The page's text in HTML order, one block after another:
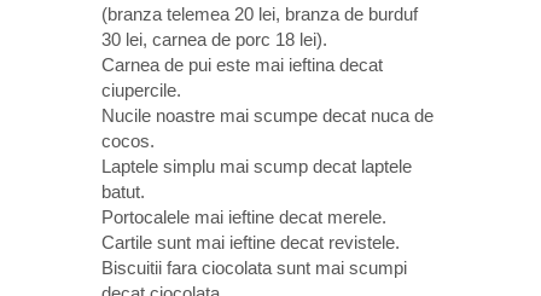
(branza telemea 20 lei, branza de burduf
30 lei, carnea de porc 18 lei).
Carnea de pui este mai ieftina decat
ciupercile.
Nucile noastre mai scumpe decat nuca de
cocos.
Laptele simplu mai scump decat laptele
batut.
Portocalele mai ieftine decat merele.
Cartile sunt mai ieftine decat revistele.
Biscuitii fara ciocolata sunt mai scumpi